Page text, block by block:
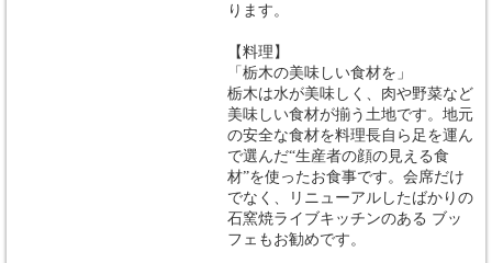
ります。
【料理】
「栃木の美味しい食材を」
栃木は水が美味しく、肉や野菜など
美味しい食材が揃う土地です。地元
の安全な食材を料理長自ら足を運ん
で選んだ“生産者の顔の見える食
材”を使ったお食事です。会席だけ
でなく、リニューアルしたばかりの
石窯焼ライブキッチンのある ブッ
フェもお勧めです。